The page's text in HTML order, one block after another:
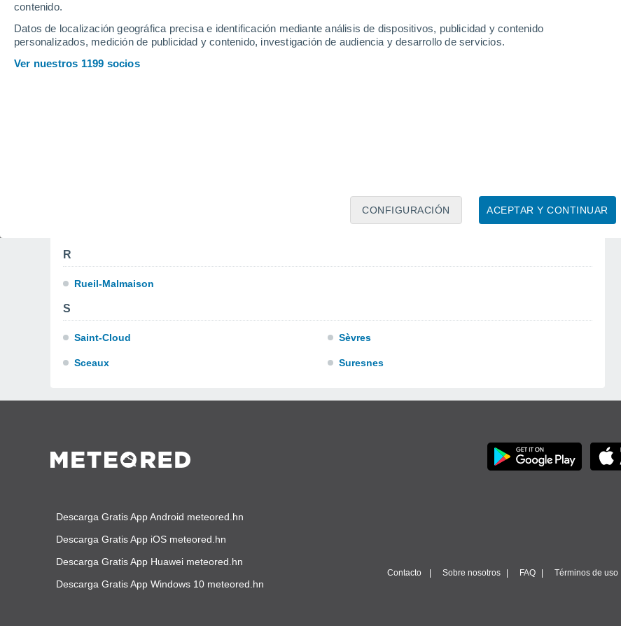
contenido.
Datos de localización geográfica precisa e identificación mediante análisis de dispositivos, publicidad y contenido
personalizados, medición de publicidad y contenido, investigación de audiencia y desarrollo de servicios.
Ver nuestros 1199 socios
ACEPTAR Y CONTINUAR
CONFIGURACIÓN
I
Issy-les-Moulineaux
R
Rueil-Malmaison
S
Saint-Cloud
Sceaux
Sèvres
Suresnes
Descarga Gratis App Android meteored.hn
Descarga Gratis App iOS meteored.hn
Descarga Gratis App Huawei meteored.hn
Descarga Gratis App Windows 10 meteored.hn
Contacto Sobre nosotros FAQ Términos de uso